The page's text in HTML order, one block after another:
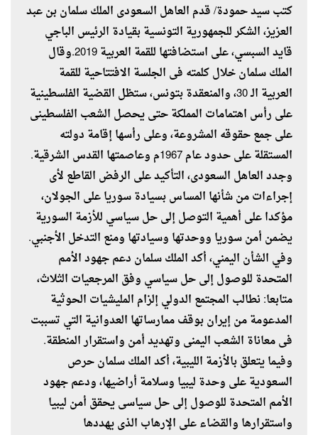
كتب سيد حمودة/ قدم العاهل السعودى الملك سلمان بن عبد
العزيز، الشكر للجمهورية التونسية بقيادة الرئيس الباجي
قايد السبسي، على استضافتها للقمة العربية 2019.وقال
الملك سلمان خلال كلمته فى الجلسة الافتتاحية للقمة
العربية الـ 30، والمنعقدة بتونس، ستظل القضية الفلسطينية
على رأس اهتمامات المملكة حتى يحصل الشعب الفلسطينى
على جمع حقوقه المشروعة، وعلى رأسها إقامة دولته
المستقلة على حدود عام 1967م وعاصمتها القدس الشرقية.
وجدد العاهل السعودى، التأكيد على الرفض القاطع لأى
إجراءات من شأنها المساس بسيادة سوريا على الجولان،
مؤكدا على أهمية التوصل إلى حل سياسي للأزمة السورية
يضمن أمن سوريا ووحدتها وسيادتها ومنع التدخل الأجنبي.
وفي الشأن اليمني، أكد الملك سلمان دعم جهود الأمم
المتحدة للوصول إلى حل سياسي وفق المرجعيات الثلاث،
متابعا: نطالب المجتمع الدولي إلزام المليشيات الحوثية
المدعومة من إيران بوقف ممارساتها العدوانية التي تسببت
فى معاناة الشعب اليمنى وتهديد أمن واستقرار المنطقة.
وفيما يتعلق بالأزمة الليبية، أكد الملك سلمان حرص
السعودية على وحدة ليبيا وسلامة أراضيها، ودعم جهود
الأمم المتحدة للوصول إلى حل سياسى يحقق أمن ليبيا
واستقرارها والقضاء على الإرهاب الذى يهددها